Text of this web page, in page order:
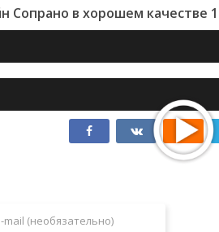
Сопрано в хорошем качестве